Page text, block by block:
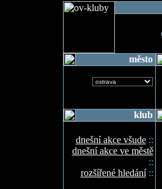
město
klub
dnešní akce všude::
dnešní akce ve městě
::
rozšířené hledání::